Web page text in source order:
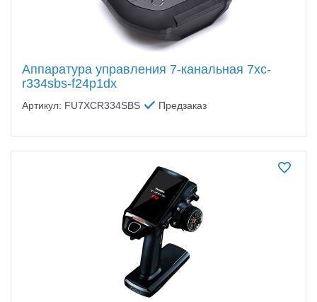
Аппаратура управления 7-канальная 7xc-
r334sbs-f24p1dx
Артикул: FU7XCR334SBS Предзаказ